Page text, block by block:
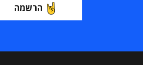
הרשמה